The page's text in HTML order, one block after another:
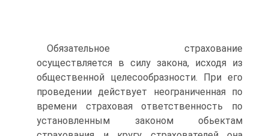
Обязательное страхование
осуществляется в силу закона, исходя из
общественной целесообразности. При его
проведении действует неограниченная по
времени страховая ответственность по
установленным законом обьектам